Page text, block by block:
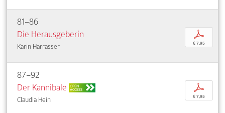
81–86
Die Herausgeberin
Karin Harrasser
p
€ 7,95
87–92
Der Kannibale OPEN
ACCESS
Claudia Hein
p
€ 7,95